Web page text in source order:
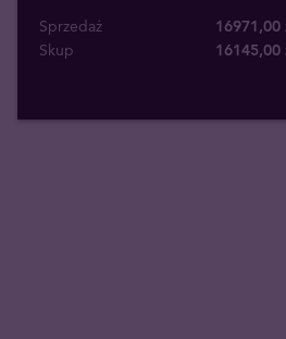
Sprzedaż
16971,00
Skup
16145,00